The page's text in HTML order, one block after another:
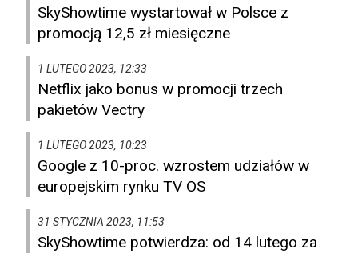
SkyShowtime wystartował w Polsce z
promocją 12,5 zł miesięczne
1 LUTEGO 2023, 12:33
Netflix jako bonus w promocji trzech
pakietów Vectry
1 LUTEGO 2023, 10:23
Google z 10-proc. wzrostem udziałów w
europejskim rynku TV OS
31 STYCZNIA 2023, 11:53
SkyShowtime potwierdza: od 14 lutego za